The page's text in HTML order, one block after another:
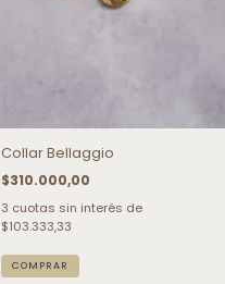
Collar Bellaggio
$310.000,00
3 cuotas sin interés de
$103.333,33
COMPRAR